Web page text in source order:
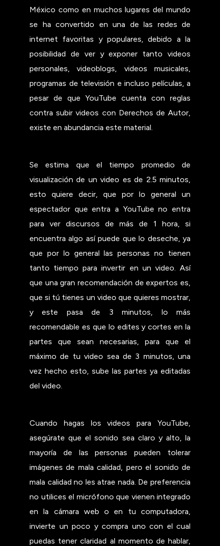
México como en muchos lugares del mundo
se ha convertido en una de las redes de
internet favoritas y populares, debido a la
posibilidad de ver y exponer tanto videos
personales, videoblogs, videos musicales,
programas de televisión e incluso películas, a
pesar de que YouTube cuenta con reglas
contra subir videos con Derechos de Autor,
existe en abundancia este material.
Se estima que el tiempo promedio de
visualización de un video es de 2.5 minutos,
esto quiere decir, que por lo general un
espectador que entra a YouTube no entra
para ver discursos de más de 1 hora, si
encuentra algo así puede que lo deseche, ya
que por lo general las personas no tienen
tanto tiempo para invertir en un video. Así
que una gran recomendación de expertos es,
que si tú tienes un video que quieres mostrar,
y este pasa de 3 minutos, lo más
recomendable es que lo edites y cortes en la
partes que sean necesarias, para que el
máximo de tu video sea de 3 minutos, una
vez hecho esto, sube las partes ya editadas
del video.
Cuando hagas los videos para YouTube,
asegúrate que el sonido sea claro y alto, la
mayoría de las personas pueden tolerar
imágenes de mala calidad, pero el sonido de
mala calidad no les atrae nada. De preferencia
no utilices el micrófono que vienen integrado
en la cámara web o en tu computadora,
invierte un poco y compra uno con el cual
puedas tener claridad al momento de hablar,